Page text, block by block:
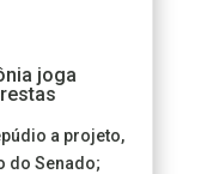
joga
a projeto,
do Senado;